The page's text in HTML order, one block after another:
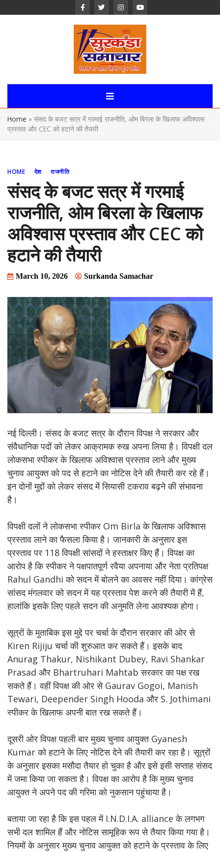
Surkanda
Samachar:
Uttarakhand,
Home » संसद के बजट सत्र में गरमाई राजनीति, ओम बिरला के खिलाफ अविश्वास
प्रस्ताव और CEC को हटाने की तैयारी
HOME देश राजनीति
संसद के बजट सत्र में गरमाई
राजनीति, ओम बिरला के खिलाफ
अविश्वास प्रस्ताव और CEC को
हटाने की तैयारी
March 10, 2026 Surkanda Samachar
नई दिल्ली। संसद के बजट सत्र के दौरान विपक्ष ने सरकार और
संवैधानिक पदों को लेकर आक्रामक रुख अपना लिया है। विपक्षी दल
लोकसभा स्पीकर के खिलाफ अविश्वास प्रस्ताव लाने और मुख्य
चुनाव आयुक्त को पद से हटाने का नोटिस देने की तैयारी कर रहे हैं।
इन दोनों मुद्दों को लेकर संसद में सियासी टकराव बढ़ने की संभावना
है।
विपक्षी दलों ने लोकसभा स्पीकर Om Birla के खिलाफ अविश्वास
प्रस्ताव लाने का फैसला किया है। जानकारी के अनुसार इस
प्रस्ताव पर 118 विपक्षी सांसदों ने हस्ताक्षर किए हैं। विपक्ष का
आरोप है कि स्पीकर ने पक्षपातपूर्ण रवैया अपनाया और नेता प्रतिपक्ष
Rahul Gandhi को सदन में बोलने का अवसर नहीं दिया। कांग्रेस
सांसद मंगलवार को सदन में यह प्रस्ताव पेश करने की तैयारी में हैं,
हालांकि इसके लिए पहले सदन की अनुमति लेना आवश्यक होगा।
सूत्रों के मुताबिक इस मुद्दे पर चर्चा के दौरान सरकार की ओर से
Kiren Rijiju चर्चा की शुरुआत कर सकते हैं। इसके बाद
Anurag Thakur, Nishikant Dubey, Ravi Shankar
Prasad और Bhartruhari Mahtab सरकार का पक्ष रख
सकते हैं। वहीं विपक्ष की ओर से Gaurav Gogoi, Manish
Tewari, Deepender Singh Hooda और S. Jothimani
स्पीकर के खिलाफ अपनी बात रख सकते हैं।
दूसरी ओर विपक्ष पहली बार मुख्य चुनाव आयुक्त Gyanesh
Kumar को हटाने के लिए नोटिस देने की तैयारी कर रहा है। सूत्रों
के अनुसार इसका मसौदा तैयार हो चुका है और इसे इसी सप्ताह संसद
में जमा किया जा सकता है। विपक्ष का आरोप है कि मुख्य चुनाव
आयुक्त ने अपने पद की गरिमा को नुकसान पहुंचाया है।
बताया जा रहा है कि इस पहल में I.N.D.I.A. alliance के लगभग
सभी दल शामिल हैं और नोटिस सामूहिक रूप से तैयार किया गया है।
नियमों के अनुसार मुख्य चुनाव आयुक्त को हटाने के प्रस्ताव के लिए